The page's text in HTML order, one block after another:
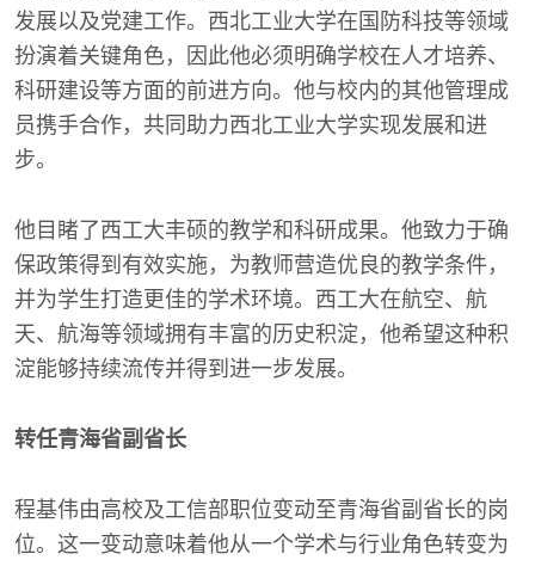
发展以及党建工作。西北工业大学在国防科技等领域
扮演着关键角色，因此他必须明确学校在人才培养、
科研建设等方面的前进方向。他与校内的其他管理成
员携手合作，共同助力西北工业大学实现发展和进
步。
他目睹了西工大丰硕的教学和科研成果。他致力于确
保政策得到有效实施，为教师营造优良的教学条件，
并为学生打造更佳的学术环境。西工大在航空、航
天、航海等领域拥有丰富的历史积淀，他希望这种积
淀能够持续流传并得到进一步发展。
转任青海省副省长
程基伟由高校及工信部职位变动至青海省副省长的岗
位。这一变动意味着他从一个学术与行业角色转变为